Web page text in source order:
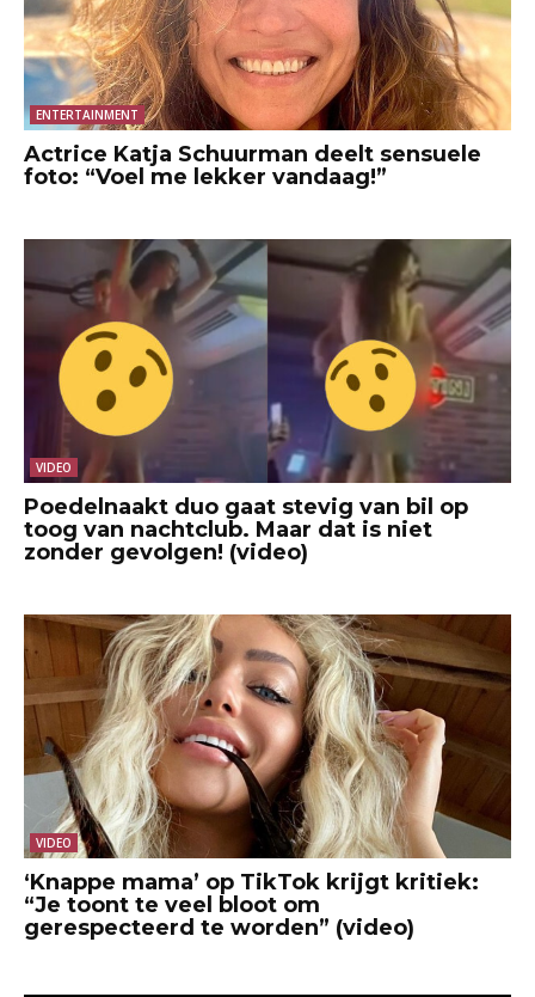
ENTERTAINMENT
Actrice Katja Schuurman deelt sensuele
foto: “Voel me lekker vandaag!”
VIDEO
Poedelnaakt duo gaat stevig van bil op
toog van nachtclub. Maar dat is niet
zonder gevolgen! (video)
VIDEO
‘Knappe mama’ op TikTok krijgt kritiek:
“Je toont te veel bloot om
gerespecteerd te worden” (video)